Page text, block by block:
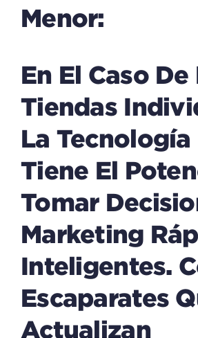
Menor:
En El Caso De
Tiendas
La Tecnología
Tiene El
Tomar
Marketing
Inteligentes.
Escaparates
Actualizan